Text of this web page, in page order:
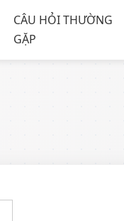
CÂU HỎI THƯỜNG
GẶP